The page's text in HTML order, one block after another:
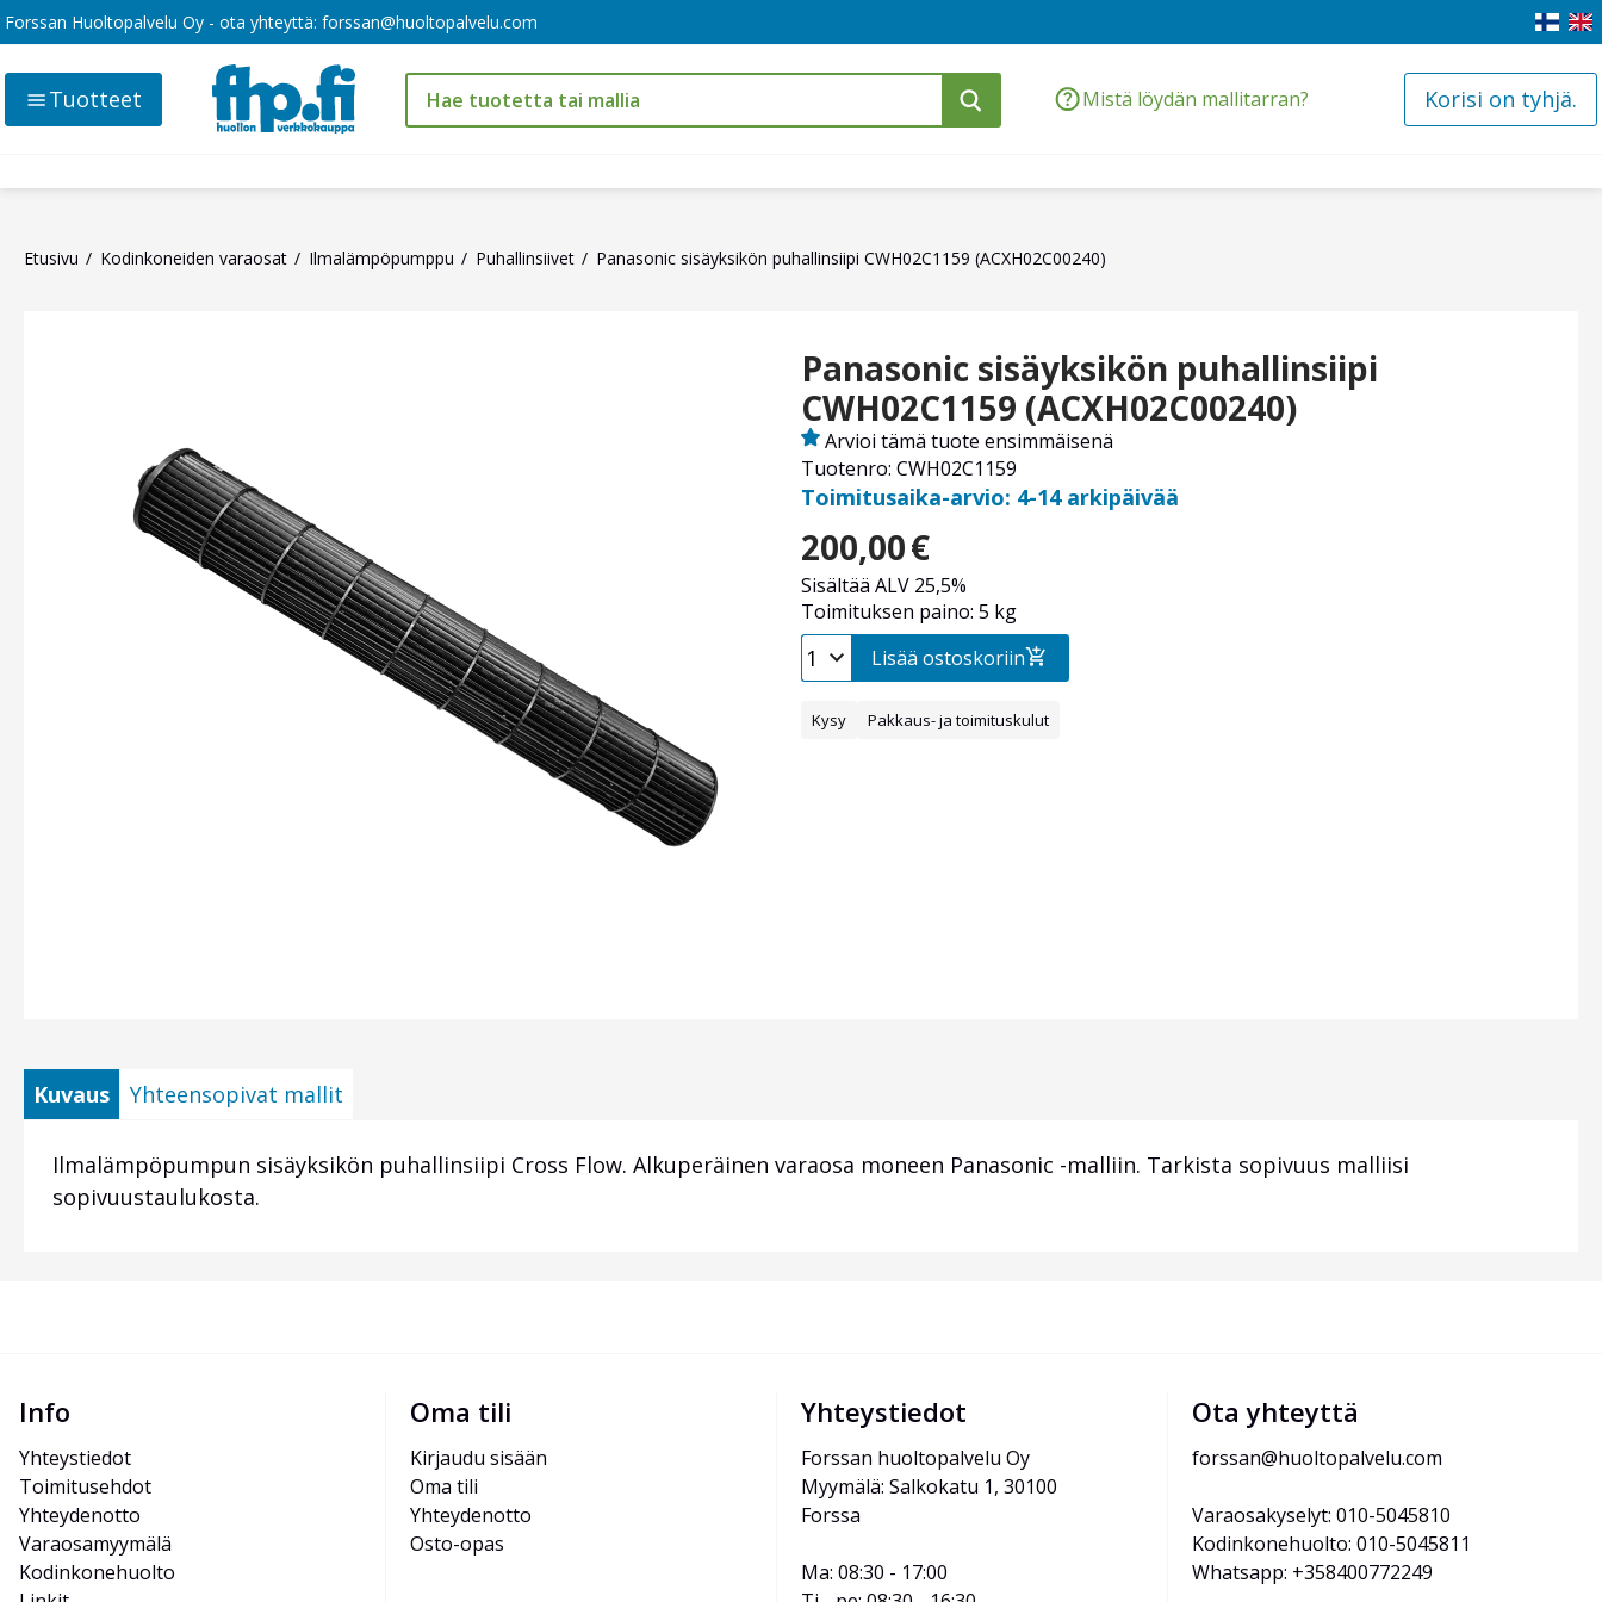
Forssan Huoltopalvelu Oy - ota yhteyttä: forssan@huoltopalvelu.com
Mistä löydän mallitarran? Korisi on tyhjä.
Tuotteet
Etusivu Kodinkoneiden varaosat Ilmalämpöpumppu Puhallinsiivet Panasonic sisäyksikön puhallinsiipi CWH02C1159 (ACXH02C00240)
Panasonic sisäyksikön puhallinsiipi
CWH02C1159 (ACXH02C00240)
Tuotenro: CWH02C1159
Arvioi tämä tuote ensimmäisenä
Toimitusaika-arvio: 4-14 arkipäivää
200,00€
Sisältää ALV 25,5%
Toimituksen paino: 5 kg
Lisää ostoskoriin
Kysy Pakkaus- ja toimituskulut
Kuvaus Yhteensopivat mallit
Ilmalämpöpumpun sisäyksikön puhallinsiipi Cross Flow. Alkuperäinen varaosa moneen Panasonic -malliin. Tarkista sopivuus malliisi
sopivuustaulukosta.
Info
Yhteystiedot
Toimitusehdot
Yhteydenotto
Varaosamyymälä
Kodinkonehuolto
Oma tili
Kirjaudu sisään
Oma tili
Yhteydenotto
Osto-opas
Yhteystiedot
Forssan huoltopalvelu Oy
Myymälä: Salkokatu 1, 30100
Forssa
Ma: 08:30 - 17:00
Ota yhteyttä
forssan@huoltopalvelu.com
Varaosakyselyt: 010-5045810
Kodinkonehuolto: 010-5045811
Whatsapp: +358400772249